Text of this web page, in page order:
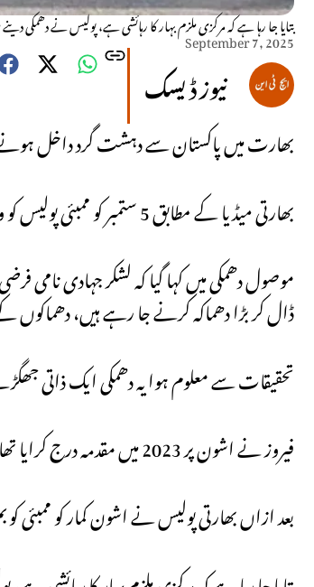
بتایا جا رہا ہے کہ مرکزی ملزم بہار کا رہائشی ہے، پولیس نے دھمکی
September 7, 2025
نیوز ڈیسک
بھارت میں پاکستان سے دہشت گرد داخل ہونے اور ممبئی میں 34 گاڑیوں میں دھماکوں
بھارتی میڈیا کے مطابق 5 ستمبر کو ممبئی پولیس کو واٹس ایپ پر دھمکی موصول ہوئی۔
ڈال کر بڑا دھماکہ کرنے جا رہے ہیں، دھماکوں
تحقیقات سے معلوم ہوا یہ دھمکی ایک ذاتی
فیروز نے اشون پر 2023 میں مقدمہ درج کرایا تھا جس پر اسے 3 ماہ جیل میں گزارنا پڑے۔
بعد ازاں بھارتی پولیس نے اشون کمار کو ممبئی